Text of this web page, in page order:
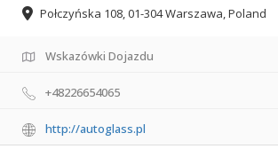
Połczyńska 108, 01-304 Warszawa, Poland
Wskazówki Dojazdu
+48226654065
http://autoglass.pl